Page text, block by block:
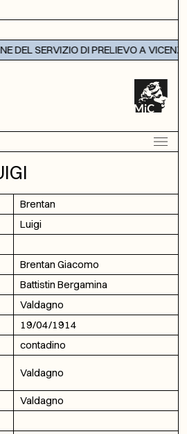
DEL SERVIZIO DI PRELIEVO A VICENZA
Brentan
Luigi
Brentan Giacomo
Battistin Bergamina
Valdagno
19/04/1914
contadino
Valdagno
Valdagno